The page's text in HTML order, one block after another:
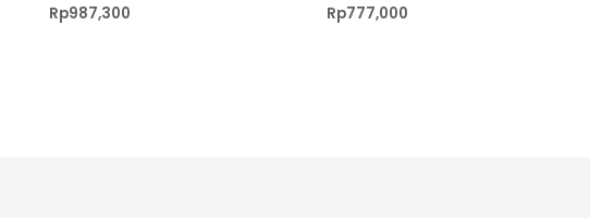
Rp987,300 Rp777,000